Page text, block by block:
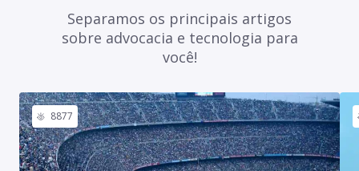
Separamos os principais artigos
sobre advocacia e tecnologia para
você!
8877